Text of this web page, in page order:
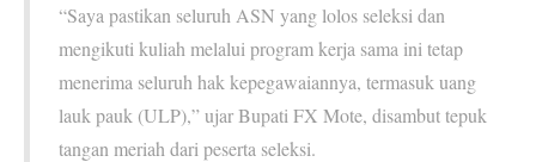
“Saya pastikan seluruh ASN yang lolos seleksi dan
mengikuti kuliah melalui program kerja sama ini tetap
menerima seluruh hak kepegawaiannya, termasuk uang
lauk pauk (ULP),” ujar Bupati FX Mote, disambut tepuk
tangan meriah dari peserta seleksi.